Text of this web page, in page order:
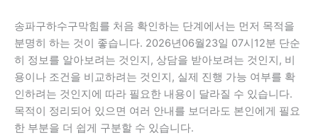
송파구하수구막힘를 처음 확인하는 단계에서는 먼저 목적을
분명히 하는 것이 좋습니다. 2026년06월23일 07시12분 단순
히 정보를 알아보려는 것인지, 상담을 받아보려는 것인지, 비
용이나 조건을 비교하려는 것인지, 실제 진행 가능 여부를 확
인하려는 것인지에 따라 필요한 내용이 달라질 수 있습니다.
목적이 정리되어 있으면 여러 안내를 보더라도 본인에게 필요
한 부분을 더 쉽게 구분할 수 있습니다.